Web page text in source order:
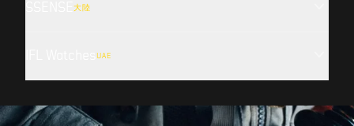
大陸
UAE